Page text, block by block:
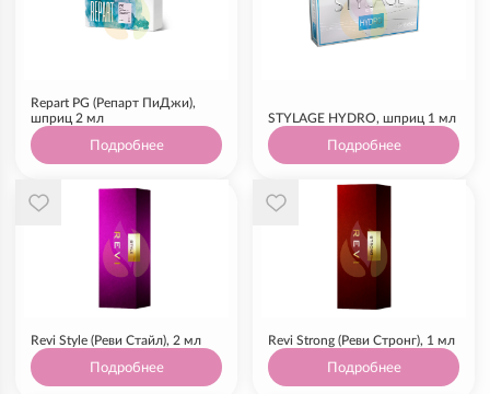
Repart PG (Репарт ПиДжи),
шприц 2 мл
Подробнее
STYLAGE HYDRO, шприц 1 мл
Подробнее
Revi Style (Реви Стайл), 2 мл
Подробнее
Revi Strong (Реви Стронг), 1 мл
Подробнее